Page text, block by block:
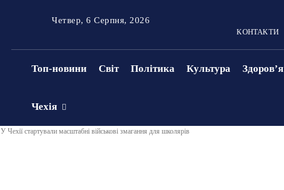
Четвер, 6 Серпня, 2026
КОНТАКТИ
Топ-новини Світ Політика Культура Здоровʼя
Чехія
У Чехії стартували масштабні військові змагання для школярів